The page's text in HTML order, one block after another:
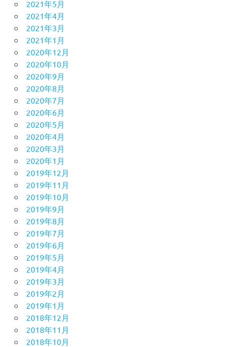
2021年5月
2021年4月
2021年3月
2021年1月
2020年12月
2020年10月
2020年9月
2020年8月
2020年7月
2020年6月
2020年5月
2020年4月
2020年3月
2020年1月
2019年12月
2019年11月
2019年10月
2019年9月
2019年8月
2019年7月
2019年6月
2019年5月
2019年4月
2019年3月
2019年2月
2019年1月
2018年12月
2018年11月
2018年10月